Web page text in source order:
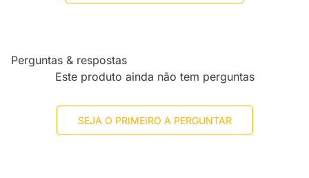
Perguntas & respostas
Este produto ainda não tem perguntas
SEJA O PRIMEIRO A PERGUNTAR